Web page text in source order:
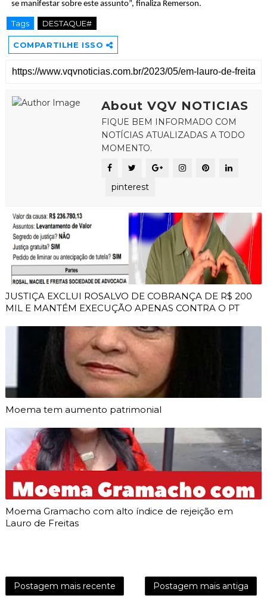
se manifestar sobre este assunto”, finaliza Remerson.
Tags DESTAQUE#
COMPARTILHE ISSO
About VQV NOTICIAS
FIQUE BEM INFORMADO COM
NOTÍCIAS ATUALIZADAS A TODO
MOMENTO.
pinterest
JUSTIÇA EXCLUI ROSALVO DE COBRANÇA DE R$ 200
MIL E MANTÉM EXECUÇÃO APENAS CONTRA O PT
Moema tem aumento patrimonial
Moema Gramacho com alto índice de rejeição em
Lauro de Freitas
Postagem mais recente Postagem mais antiga